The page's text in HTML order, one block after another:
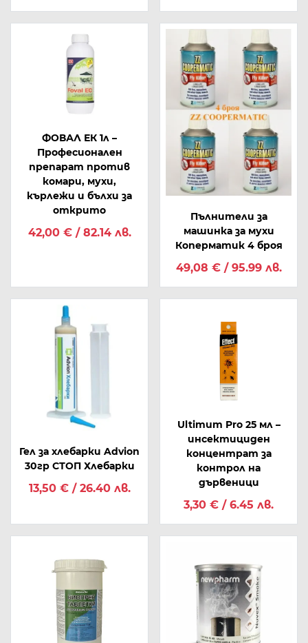
ФОВАЛ ЕК 1л –
Професионален
препарат против
комари, мухи,
кърлежи и бълхи за
открито
42,00 € / 82.14 лв.
Пълнители за
машинка за мухи
Коперматик 4 броя
49,08 € / 95.99 лв.
Гел за хлебарки Advion
30гр СТОП Хлебарки
13,50 € / 26.40 лв.
Ultimum Pro 25 мл –
инсектициден
концентрат за
контрол на
дървеници
3,30 € / 6.45 лв.